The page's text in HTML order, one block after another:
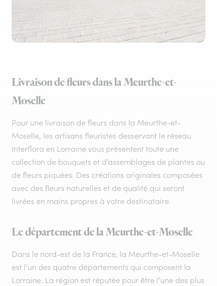
Livraison de fleurs dans la Meurthe-et-
Moselle
Pour une livraison de fleurs dans la Meurthe-et-
Moselle, les artisans fleuristes desservant le réseau
Interflora en Lorraine vous présentent toute une
collection de bouquets et d’assemblages de plantes ou
de fleurs piquées. Des créations originales composées
avec des fleurs naturelles et de qualité qui seront
livrées en mains propres à votre destinataire.
Le département de la Meurthe-et-Moselle
Dans le nord-est de la France, la Meurthe-et-Moselle
est l’un des quatre départements qui composent la
Lorraine. La région est réputée pour être l’une des plus